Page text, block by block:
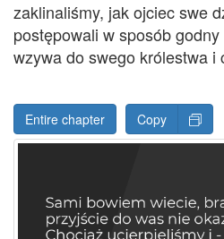
zaklinaliśmy, jak ojciec swe
postępowali w sposób
wzywa do swego królestwa i
Entire chapter Copy